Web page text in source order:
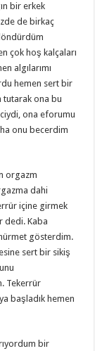
bir erkek
de birkaç
çok hoş kalçaları
algılarımı
hemen sert bir
tutarak ona bu
ona eforumu
onu becerdim
orgazm
dahi
içine girmek
dedi. Kaba
gösterdim.
sert bir sikiş
Tekerrür
başladık hemen
bir